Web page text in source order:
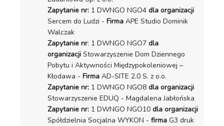
Zapytanie nr: 1 DWNGO NGO4 dla organizacji
Sercem do Ludzi - Firma APE Studio Dominik
Walczak
Zapytanie nr: 1 DWNGO NGO7 dla
organizacji Stowarzyszenie Dom Dziennego
Pobytu i Aktywności Międzypokoleniowej –
Kłodawa - Firma AD-SITE 2.0 S. z o.o.
Zapytanie nr: 1 DWNGO NGO8 dla organizacji
Stowarzyszenie EDUQ - Magdalena Jabłońska
Zapytanie nr: 1 DWNGO NGO10 dla organizacji
Spółdzielnia Socjalna WYKON - firma G3 druk